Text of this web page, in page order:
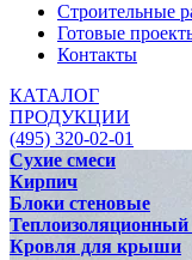
Строительные
Готовые
Контакты
КАТАЛОГ
ПРОДУКЦИИ
(495) 320-02-01
Сухие смеси
Кирпич
Блоки стеновые
Теплоизоляционный
Кровля для крыши